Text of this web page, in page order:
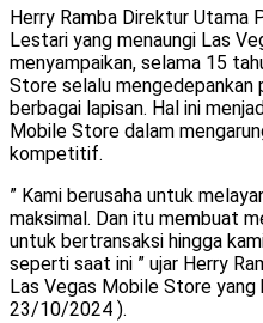
Herry Ramba Direktur Utama
Lestari yang menaungi Las
menyampaikan, selama 15
Store selalu mengedepankan
berbagai lapisan. Hal ini
Mobile Store dalam
kompetitif.
” Kami berusaha untuk
maksimal. Dan itu membuat
untuk bertransaksi hingga
seperti saat ini ” ujar Herry
Las Vegas Mobile Store yang
23/10/2024 ).